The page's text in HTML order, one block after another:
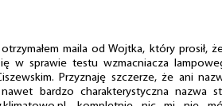
maila od Wojtka, który prosił,
w sprawie testu wzmacniacza
Przyznaję szczerze, że ani
bardzo charakterystyczna nazwa